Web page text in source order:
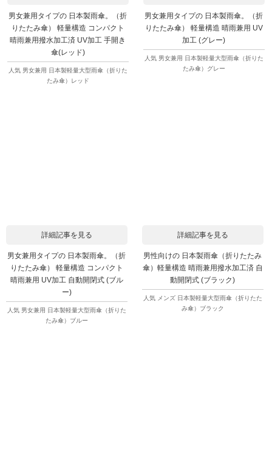
男女兼用タイプの 日本製雨傘。（折
りたたみ傘） 軽量構造 コンパクト
晴雨兼用撥水加工済 UV加工 手開き
傘(レッド)
人気 男女兼用 日本製軽量大型雨傘（折りた
たみ傘）レッド
男女兼用タイプの 日本製雨傘。（折
りたたみ傘） 軽量構造 晴雨兼用 UV
加工 (グレー)
人気 男女兼用 日本製軽量大型雨傘（折りた
たみ傘）グレー
詳細記事を見る
男女兼用タイプの 日本製雨傘。（折
りたたみ傘） 軽量構造 コンパクト
晴雨兼用 UV加工 自動開閉式 (ブル
ー)
人気 男女兼用 日本製軽量大型雨傘（折りた
たみ傘）ブルー
詳細記事を見る
男性向けの 日本製雨傘（折りたたみ
傘）軽量構造 晴雨兼用撥水加工済 自
動開閉式 (ブラック)
人気 メンズ 日本製軽量大型雨傘（折りたた
み傘）ブラック